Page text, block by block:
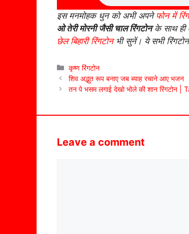
इस मनमोहक धुन को अभी अपने फोन में
ओ तेरी मोरनी जैसी चाल रिंगटोनके साथ
छेल बिहारी रिंगटोनभी सुनें। ये सभी
Categories
कृष्ण रिंगटोन
शिव अद्भुत रूप बनाए जब ब्याह रचाने आए भजन
तन पे भसम लगाई देखो भोले की शान
Leave a comment